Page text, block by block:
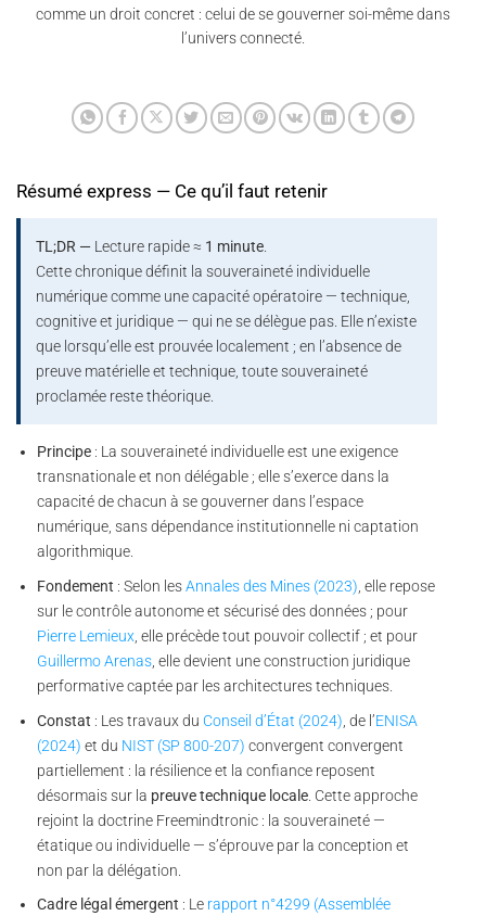
comme un droit concret : celui de se gouverner soi-même dans
l’univers connecté.
Résumé express — Ce qu’il faut retenir
TL;DR — Lecture rapide ≈ 1 minute.
Cette chronique définit la souveraineté individuelle
numérique comme une capacité opératoire — technique,
cognitive et juridique — qui ne se délègue pas. Elle n’existe
que lorsqu’elle est prouvée localement ; en l’absence de
preuve matérielle et technique, toute souveraineté
proclamée reste théorique.
Principe: La souveraineté individuelle est une exigence
transnationale et non délégable ; elle s’exerce dans la
capacité de chacun à se gouverner dans l’espace
numérique, sans dépendance institutionnelle ni captation
algorithmique.
Fondement : Selon lesAnnales des Mines (2023), elle repose
sur le contrôle autonome et sécurisé des données ; pour
Pierre Lemieux, elle précède tout pouvoir collectif ; et pour
Guillermo Arenas, elle devient une construction juridique
performative captée par les architectures techniques.
Constat : Les travaux du Conseil d’État (2024), de l’ENISA
(2024) et du NIST (SP 800-207) convergent convergent
partiellement : la résilience et la confiance reposent
désormais sur la preuve technique locale. Cette approche
rejoint la doctrine Freemindtronic : la souveraineté —
étatique ou individuelle — s’éprouve par la conception et
non par la délégation.
Cadre légal émergent : Le rapport n°4299 (Assemblée